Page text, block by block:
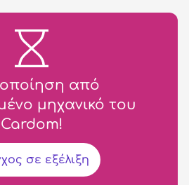
από
μηχανικό του
Cardom!
σε εξέλιξη